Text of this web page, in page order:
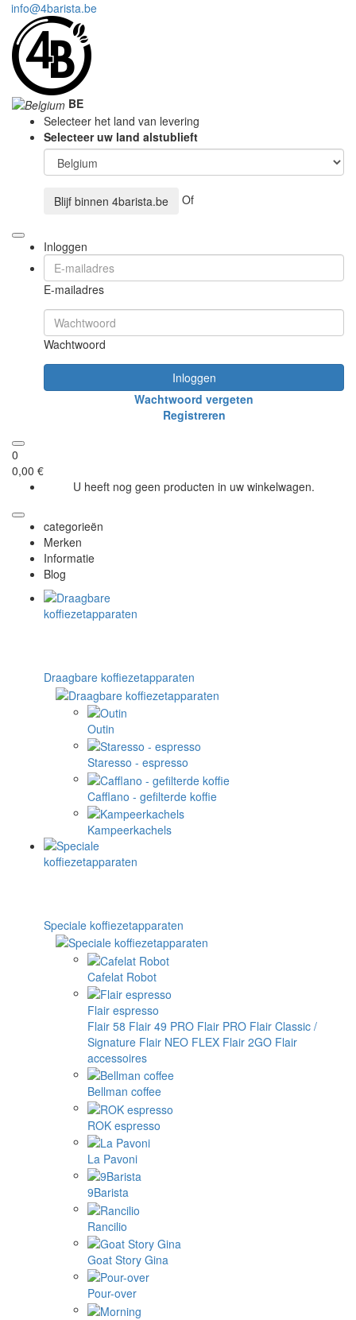
info@4barista.be
BE
Selecteer het land van levering
Selecteer uw land alstublieft
Blijf binnen 4barista.be Of
Inloggen
E-mailadres
Wachtwoord
Inloggen
Wachtwoord vergeten
Registreren
0
0,00 €
U heeft nog geen producten in uw winkelwagen.
categorieën
Merken
Informatie
Blog
Draagbare koffiezetapparaten
Outin
Staresso - espresso
Cafflano - gefilterde koffie
Kampeerkachels
Speciale koffiezetapparaten
Cafelat Robot
Flair espresso
Flair 58 Flair 49 PRO Flair PRO Flair Classic /
Signature Flair NEO FLEX Flair 2GO Flair
accessoires
Bellman coffee
ROK espresso
La Pavoni
9Barista
Rancilio
Goat Story Gina
Pour-over